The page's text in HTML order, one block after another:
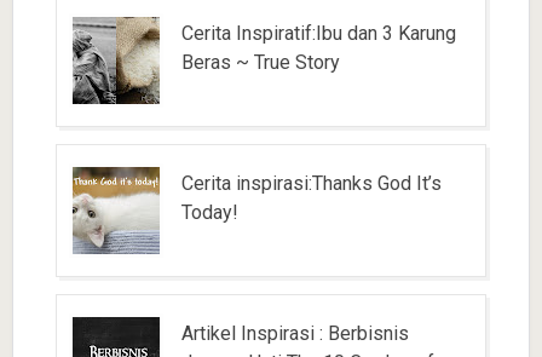
Cerita Inspiratif:Ibu dan 3 Karung
Beras ~ True Story
Cerita inspirasi:Thanks God It’s
Today!
Artikel Inspirasi : Berbisnis